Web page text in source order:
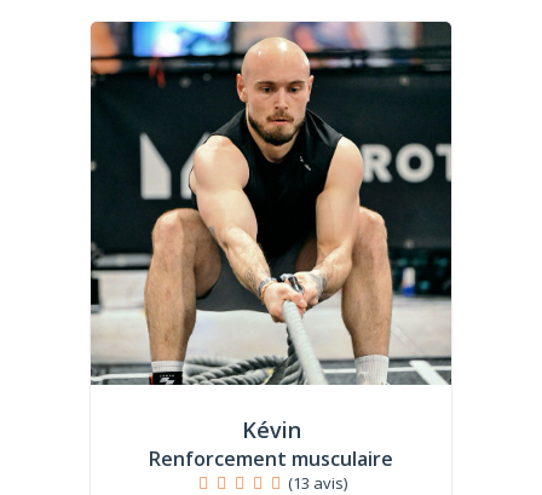
Kévin
Renforcement musculaire
(13 avis)